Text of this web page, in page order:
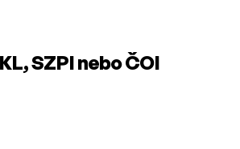
SZPI nebo ČOI